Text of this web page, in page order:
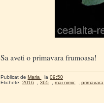
Sa aveti o primavara frumoasa!
Publicat de Maria la 09:50
Etichete: 2016 , 365 , mai nimic , primavara